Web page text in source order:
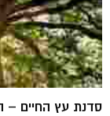
סדנת עץ החיים –